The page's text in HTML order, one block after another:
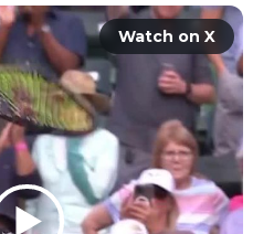
Watch on X